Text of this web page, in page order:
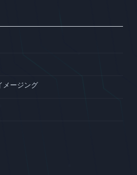
メージング